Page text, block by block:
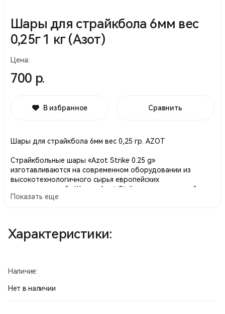
Шары для страйкбола 6мм вес
0,25г 1 кг (Азот)
Цена:
700 р.
В избранное Сравнить
Шары для страйкбола 6мм вес 0,25 гр. AZOT
Страйкбольные шары «Azot Strike 0.25 g»
изготавливаются на современном оборудовании из
высокотехнологичного сырья европейских
производителей. Шары «Azot Strike» проходят двойную
полировку поверхности, что обеспечивает идеальную
Накопленный НПФ «Азот» производственный опыт
позволил нам полностью избавиться от пустот в шарах,
Страйкбольные шары «Azot Strike 0.25 g» имеют высокую
плотность, что полностью исключает возможность
Показать еще
Характеристики:
Наличие:
Нет в наличии